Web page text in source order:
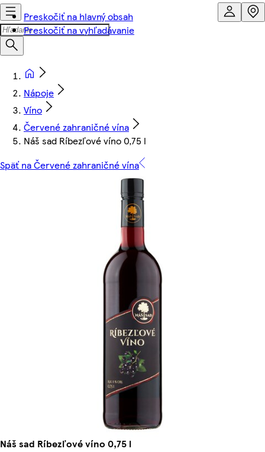
Preskočiť na hlavný obsah
Preskočiť na vyhľadávanie
Nápoje
Víno
Červené zahraničné vína
Náš sad Ríbezľové víno 0,75 l
Späť na Červené zahraničné vína
Náš sad Ríbezľové víno 0,75 l